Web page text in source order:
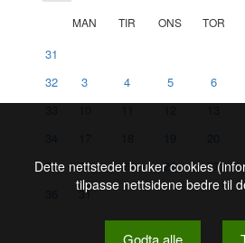
MAN TIR ONS TOR
31
32
3 4 5 6
35
24 25 26 27
31
Dette nettstedet bruker cookies
tilpasse nettsidene bedre til
Godta alle